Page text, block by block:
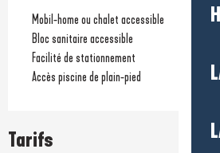
Mobil-home ou chalet accessible
Bloc sanitaire accessible
Facilité de stationnement
Accès piscine de plain-pied
Tarifs